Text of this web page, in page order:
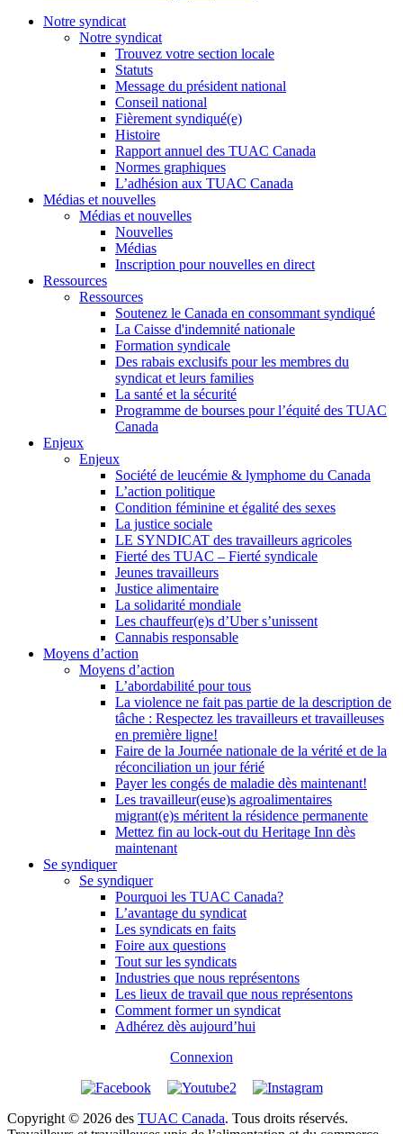
Notre syndicat
Notre syndicat
Trouvez votre section locale
Statuts
Message du président national
Conseil national
Fièrement syndiqué(e)
Histoire
Rapport annuel des TUAC Canada
Normes graphiques
L’adhésion aux TUAC Canada
Médias et nouvelles
Médias et nouvelles
Nouvelles
Médias
Inscription pour nouvelles en direct
Ressources
Ressources
Soutenez le Canada en consommant syndiqué
La Caisse d'indemnité nationale
Formation syndicale
Des rabais exclusifs pour les membres du
syndicat et leurs families
La santé et la sécurité
Programme de bourses pour l’équité des TUAC
Canada
Enjeux
Enjeux
Société de leucémie & lymphome du Canada
L’action politique
Condition féminine et égalité des sexes
La justice sociale
LE SYNDICAT des travailleurs agricoles
Fierté des TUAC – Fierté syndicale
Jeunes travailleurs
Justice alimentaire
La solidarité mondiale
Les chauffeur(e)s d’Uber s’unissent
Cannabis responsable
Moyens d’action
Moyens d’action
L’abordabilité pour tous
La violence ne fait pas partie de la description de
tâche : Respectez les travailleurs et travailleuses
en première ligne!
Faire de la Journée nationale de la vérité et de la
réconciliation un jour férié
Payer les congés de maladie dès maintenant!
Les travailleur(euse)s agroalimentaires
migrant(e)s méritent la résidence permanente
Mettez fin au lock-out du Heritage Inn dès
maintenant
Se syndiquer
Se syndiquer
Pourquoi les TUAC Canada?
L’avantage du syndicat
Les syndicats en faits
Foire aux questions
Tout sur les syndicats
Industries que nous représentons
Les lieux de travail que nous représentons
Comment former un syndicat
Adhérez dès aujourd’hui
Connexion
Copyright © 2026 des TUAC Canada. Tous droits réservés.